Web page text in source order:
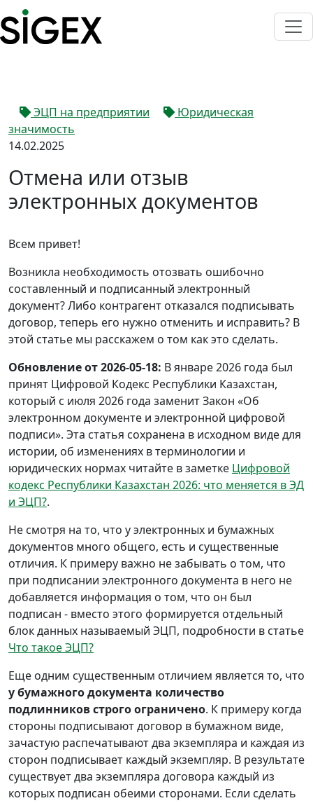
ЭЦП на предприятии
Юридическая
значимость
14.02.2025
Отмена или отзыв
электронных документов
Всем привет!
Возникла необходимость отозвать ошибочно
составленный и подписанный электронный
документ? Либо контрагент отказался подписывать
договор, теперь его нужно отменить и исправить? В
этой статье мы расскажем о том как это сделать.
Обновление от 2026-05-18: В январе 2026 года был
принят Цифровой Кодекс Республики Казахстан,
который с июля 2026 года заменит Закон «Об
электронном документе и электронной цифровой
подписи». Эта статья сохранена в исходном виде для
истории, об изменениях в терминологии и
юридических нормах читайте в заметке Цифровой
кодекс Республики Казахстан 2026: что меняется в ЭД
и ЭЦП?.
Не смотря на то, что у электронных и бумажных
документов много общего, есть и существенные
отличия. К примеру важно не забывать о том, что
при подписании электронного документа в него не
добавляется информация о том, что он был
подписан - вместо этого формируется отдельный
блок данных называемый ЭЦП, подробности в статье
Что такое ЭЦП?
Еще одним существенным отличием является то, что
у бумажного документа количество
подлинников строго ограничено. К примеру когда
стороны подписывают договор в бумажном виде,
зачастую распечатывают два экземпляра и каждая из
сторон подписывает каждый экземпляр. В результате
существует два экземпляра договора каждый из
которых подписан обеими сторонами. Если сделать